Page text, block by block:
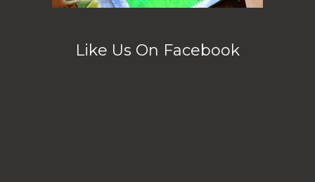
Like Us On Facebook